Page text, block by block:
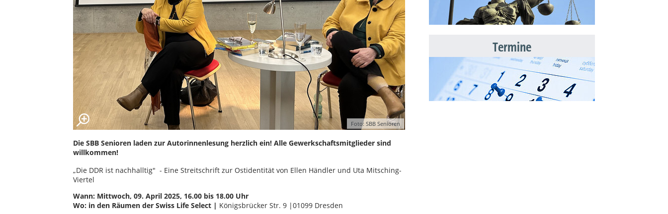
Foto: SBB Senioren
Die SBB Senioren laden zur Autorinnenlesung herzlich ein! Alle Gewerkschaftsmitglieder sind
willkommen!
„Die DDR ist nachhalltig" - Eine Streitschrift zur Ostidentität von Ellen Händler und Uta Mitsching-
Viertel
Wann: Mittwoch, 09. April 2025, 16.00 bis 18.00 Uhr
Wo: in den Räumen der Swiss Life Select | Königsbrücker Str. 9 |01099 Dresden
Termine